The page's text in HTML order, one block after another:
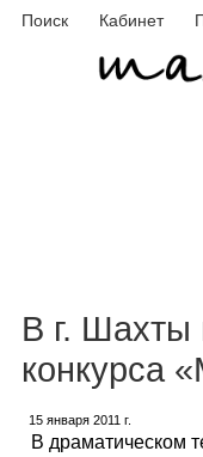
Поиск Кабинет
В г.
конкурса
15 января 2011 г.
В драматическом